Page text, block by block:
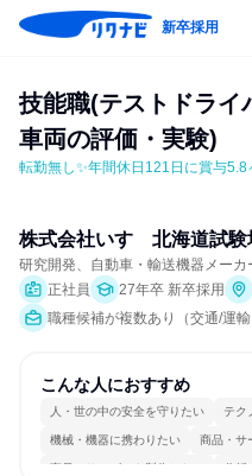
新卒採用
技能職(テストドライ
車両の評価・実験)
転勤無し✨年間休日121日に賞与
株式会社いすゞ北海道試験
研究開発、自動車・輸送機器メー
正社員
27年卒 新卒採用
職種候補が複数あり（交通/運輸
こんな人におすすめ
人・世の中の安全を守りたい テク
機械・機器に携わりたい 商品・サ
商品・サービスを製作したい 分析